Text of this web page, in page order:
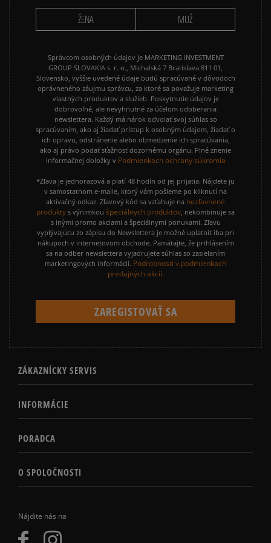
Nájdite nás na
ŽENA MUŽ
Správcom osobných údajov je MARKETING INVESTMENT
GROUP SLOVAKIA s. r. o., Michalská 7 Bratislava 811 01,
Slovensko, vyššie uvedené údaje budú spracúvané v dôvodoch
oprávneného záujmu správcu, za ktoré sa považuje marketing
vlastných produktov a služieb. Poskytnutie údajov je
dobrovoľné, ale nevyhnutné za účelom odoberania
newslettera. Každý má nárok odvolať svoj súhlas so
spracúvaním, ako aj žiadať prístup k osobným údajom, žiadať o
ich opravu, odstránenie alebo obmedzenie ich spracúvania,
ako aj právo podať sťažnosť dozornému orgánu. Plné znenie
informačnej doložky v Podmienkach ochrany súkromia
*Zľava je jednorazová a platí 48 hodín od jej prijatia. Nájdete ju
v samostatnom e-maile, ktorý vám pošleme po kliknutí na
aktivačný odkaz. Zľavový kód sa vzťahuje na nezľavnené
produkty s výnimkou špeciálnych produktov, nekombinuje sa
s inými promo akciami a špeciálnymi ponukami. Zľavu
vyplývajúcu zo zápisu do Newslettera je možné uplatniť iba pri
nákupoch v internetovom obchode. Pamätajte, že prihlásením
sa na odber newslettera vyjadrujete súhlas so zasielaním
marketingových informácií. Podrobnosti v podmienkach
predajných akcií.
ZÁKAZNÍCKY SERVIS
INFORMÁCIE
PORADCA
O SPOLOČNOSTI